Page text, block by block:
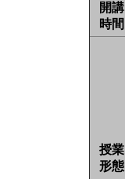
開講
時間
授業
形態